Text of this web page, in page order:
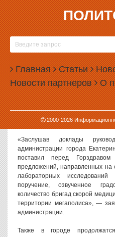
Главная Статьи
Новости партнеров О
2000-2026
16.07.2020, 10:17
В ЕКАТЕРИНБУРГЕ
ПРОВЕДЕНИЯ ТЕСТОВ
Глава Екатеринбурга
проведение в городе тестов на
Такое поручение было
оперативного штаба по
распространения COVID-19.
«Заслушав доклады
администрации города
поставил перед Горздравом
предложений, направленных на
лабораторных
поручение, озвученное
количество бригад скорой
территории мегаполиса», —
администрации.
Также в городе